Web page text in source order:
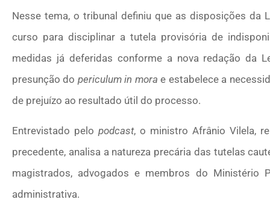
Nesse tema, o tribunal definiu que as disposições
curso para disciplinar a tutela provisória de
medidas já deferidas conforme a nova redação da
presunção do periculum in mora e estabelece a
de prejuízo ao resultado útil do processo.
Entrevistado pelopodcast, o ministro Afrânio Vilela,
precedente, analisa a natureza precária das tutelas
magistrados, advogados e membros do Ministério
administrativa.